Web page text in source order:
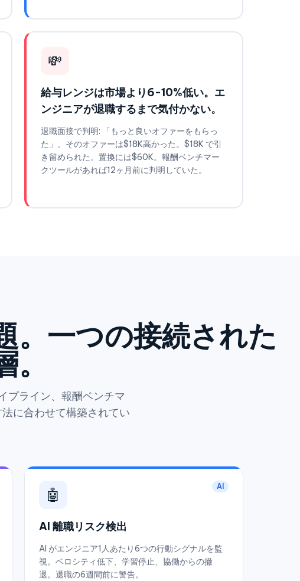
💸
給与レンジは市場より6-10%低い。エ
ンジニアが退職するまで気付かない。
退職面接で判明: 「もっと良いオファーをもらっ
た」。そのオファーは$18K高かった。$18K で引
き留められた。置換には$60K。報酬ベンチマー
クツールがあれば12ヶ月前に判明していた。
。一つの接続された
プライン、報酬ベンチマ
に合わせて構築されてい
🤖 AI
AI 離職リスク検出
AI がエンジニア1人あたり6つの行動シグナルを監
視。ベロシティ低下、学習停止、協働からの撤
退。退職の6週間前に警告。